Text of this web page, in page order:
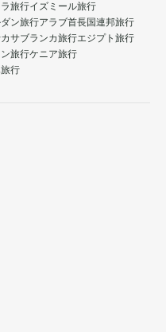
旅行イズミール旅行
ン旅行アラブ首長国連邦旅行
カサブランカ旅行エジプト旅行
旅行ケニア旅行
旅行